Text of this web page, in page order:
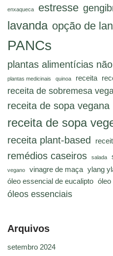
enxaqueca estresse
lavanda opção de
PANCs
plantas alimentícias
plantas medicinais quinoa receita
receita de sobremesa
receita de sopa vegana
receita de sopa
receita plant-based
remédios caseiros salada
vegano vinagre de maça ylang
óleo essencial de eucalipto óleo
óleos essenciais
Arquivos
setembro 2024